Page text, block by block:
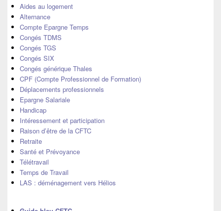
la
barre
latérale
Aides au logement
Alternance
Compte Epargne Temps
Congés TDMS
Congés TGS
Congés SIX
Congés générique Thales
CPF (Compte Professionnel de Formation)
Déplacements professionnels
Epargne Salariale
Handicap
Intéressement et participation
Raison d’être de la CFTC
Retraite
Santé et Prévoyance
Télétravail
Temps de Travail
LAS : déménagement vers Hélios